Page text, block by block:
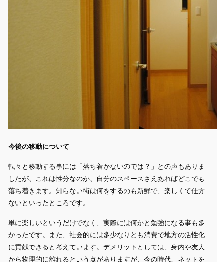
今後の移動について
転々と移動する事には「落ち着かないのでは？」との声もありま
したが、これは性分なのか、自分のスペースさえあればどこでも
落ち着きます。知らない街は何をするのも新鮮で、楽しくて仕方
ないといったところです。
単に楽しいというだけでなく、実際には何かと勉強になる事も多
かったです。また、社会的には多少なりとも消費で地方の活性化
に貢献できると考えています。デメリットとしては、身内や友人
から物理的に離れるという点がありますが、今の時代、ネットを